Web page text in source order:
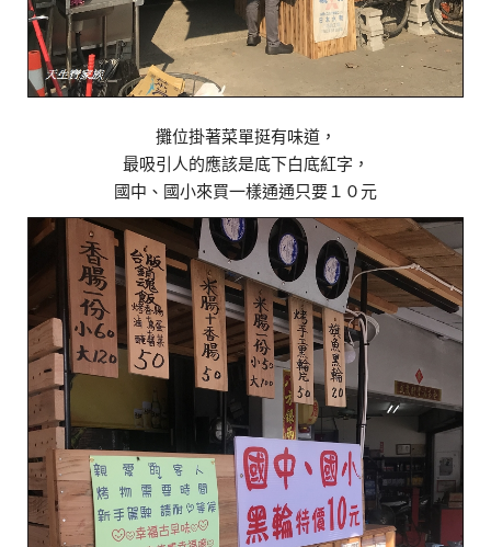
攤位掛著菜單挺有味道，
最吸引人的應該是底下白底紅字，
國中、國小來買一樣通通只要１０元